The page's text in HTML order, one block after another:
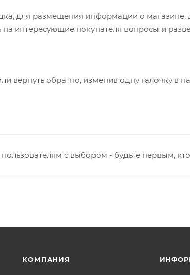
для размещения информации о магазине,
интересующие покупателя вопросы и
вернуть обратно, изменив одну галочку в
с выбором - будьте первым,
КОМПАНИЯ